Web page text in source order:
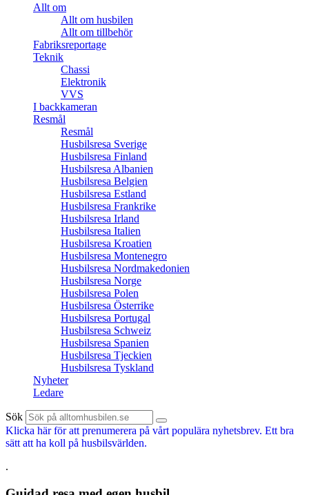
Allt om
Allt om husbilen
Allt om tillbehör
Fabriksreportage
Teknik
Chassi
Elektronik
VVS
I backkameran
Resmål
Resmål
Husbilsresa Sverige
Husbilsresa Finland
Husbilsresa Albanien
Husbilsresa Belgien
Husbilsresa Estland
Husbilsresa Frankrike
Husbilsresa Irland
Husbilsresa Italien
Husbilsresa Kroatien
Husbilsresa Montenegro
Husbilsresa Nordmakedonien
Husbilsresa Norge
Husbilsresa Polen
Husbilsresa Österrike
Husbilsresa Portugal
Husbilsresa Schweiz
Husbilsresa Spanien
Husbilsresa Tjeckien
Husbilsresa Tyskland
Nyheter
Ledare
Sök
Klicka här för att prenumerera på vårt populära nyhetsbrev. Ett bra
sätt att ha koll på husbilsvärlden.
.